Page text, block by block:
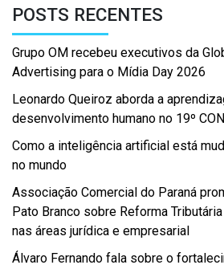
POSTS RECENTES
Grupo OM recebeu executivos da
Advertising para o Mídia Day 2026
Leonardo Queiroz aborda a
desenvolvimento humano no 19º
Como a inteligência artificial está
no mundo
Associação Comercial do Paraná
Pato Branco sobre Reforma
nas áreas jurídica e empresarial
Álvaro Fernando fala sobre o